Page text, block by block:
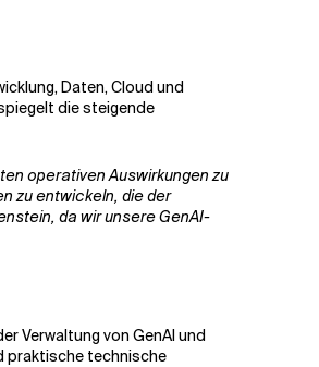
Daten, Cloud und
die steigende
operativen Auswirkungen zu
zu entwickeln, die der
da wir unsere GenAI-
Verwaltung von GenAI und
praktische technische